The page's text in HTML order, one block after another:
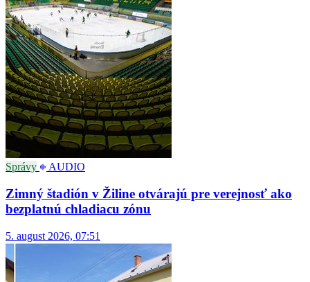
Správy AUDIO
Zimný štadión v Žiline otvárajú pre verejnosť ako
bezplatnú chladiacu zónu
5. august 2026, 07:51